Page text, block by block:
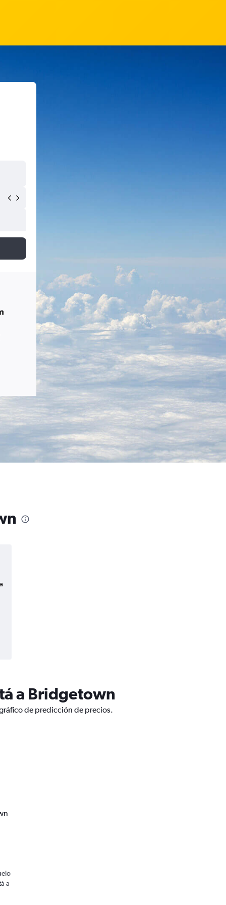
a Bridgetown
de predicción de precios.
a